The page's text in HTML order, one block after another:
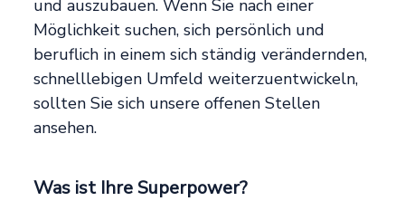
und auszubauen. Wenn Sie nach einer
Möglichkeit suchen, sich persönlich und
beruflich in einem sich ständig verändernden,
schnelllebigen Umfeld weiterzuentwickeln,
sollten Sie sich unsere offenen Stellen
ansehen.
Was ist Ihre Superpower?